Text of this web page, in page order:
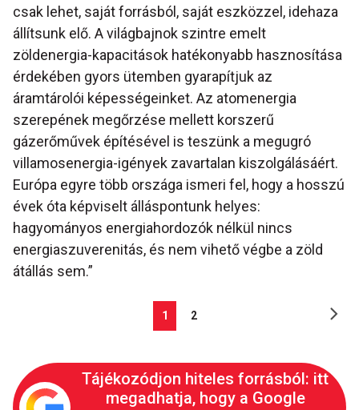
csak lehet, saját forrásból, saját eszközzel, idehaza
állítsunk elő. A világbajnok szintre emelt
zöldenergia-kapacitások hatékonyabb hasznosítása
érdekében gyors ütemben gyarapítjuk az
áramtárolói képességeinket. Az atomenergia
szerepének megőrzése mellett korszerű
gázerőművek építésével is teszünk a megugró
villamosenergia-igények zavartalan kiszolgálásáért.
Európa egyre több országa ismeri fel, hogy a hosszú
évek óta képviselt álláspontunk helyes:
hagyományos energiahordozók nélkül nincs
energiaszuverenitás, és nem vihető végbe a zöld
átállás sem.”
1 2
Tájékozódjon hiteles forrásból: itt
megadhatja, hogy a Google